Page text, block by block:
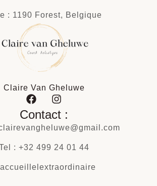
: 1190 Forest, Belgique
Claire Van Gheluwe
Contact :
: +32 499 24 01 44